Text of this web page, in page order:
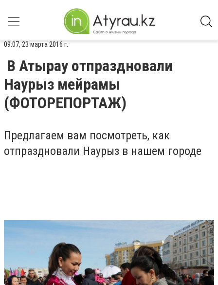
09:07, 23 марта 2016 г.
В Атырау отпраздновали
Наурыз мейрамы
(ФОТОРЕПОРТАЖ)
Предлагаем вам посмотреть, как
отпраздновали Наурыз в нашем городе